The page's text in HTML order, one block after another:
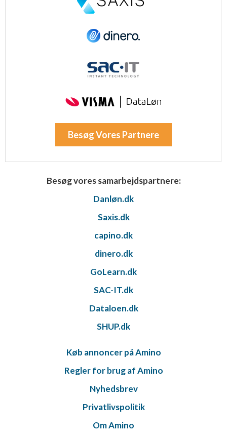
Besøg Vores Partnere
Besøg vores samarbejdspartnere:
Danløn.dk
Saxis.dk
capino.dk
dinero.dk
GoLearn.dk
SAC-IT.dk
Dataloen.dk
SHUP.dk
Køb annoncer på Amino
Regler for brug af Amino
Nyhedsbrev
Privatlivspolitik
Om Amino